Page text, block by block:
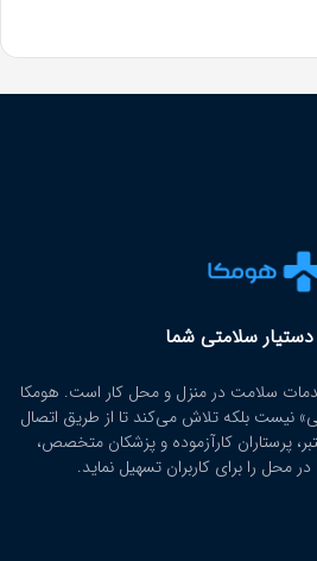
سلامتی شما
سلامت در منزل و محل کار است. هومکا
نیست بلکه تلاش می‌کند تا از طریق اتصال
پرستاران کارآزموده و پزشکان متخصص،
محل را برای کاربران تسهیل نماید.